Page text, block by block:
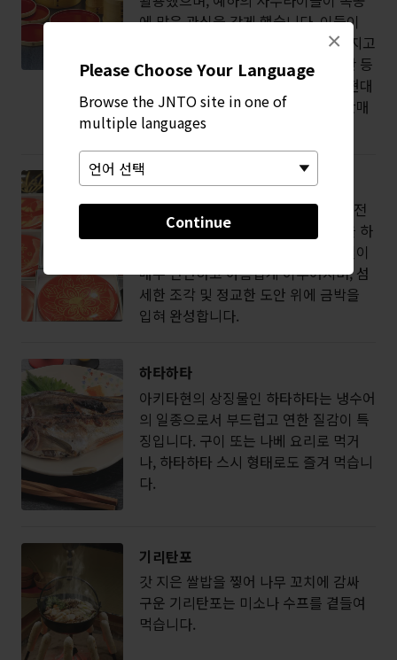
Please Choose Your Language
Browse the JNTO site in one of
multiple languages
Continue
×
에 많은 관심을 갖게 했습니다. 이들이
고안해낸 기술은 오늘날까지도 전해지고
있습니다. 이제는 도시락 상자나 쟁반 등
의 일상용품은 물론, 커피잔과 같은 현대
인의 생활을 위한 제품들도 제조와 판매
가 이루어지고 있습니다.
가와쓰라 칠기
약 800년 이상으로 거슬러 올라가는 전
통 공예로서, 무사들이 갑옷에 옻칠을 하
던 시절부터 쓰이던 기법입니다. 옻칠이
매우 단단하고 아름답게 이루어지며, 섬
세한 조각 및 정교한 도안 위에 금박을
입혀 완성합니다.
하타하타
아키타현의 상징물인 하타하타는 냉수어
의 일종으로서 부드럽고 연한 질감이 특
징입니다. 구이 또는 나베 요리로 먹거
나, 하타하타 스시 형태로도 즐겨 먹습니
다.
기리탄포
갓 지은 쌀밥을 찧어 나무 꼬치에 감싸
구운 기리탄포는 미소나 수프를 곁들여
먹습니다.